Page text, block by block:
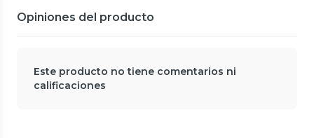
Opiniones del producto
Este producto no tiene comentarios ni
calificaciones